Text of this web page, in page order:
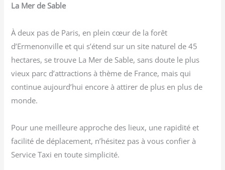
La Mer de Sable
À deux pas de Paris, en plein cœur de la forêt
d’Ermenonville et qui s’étend sur un site naturel de 45
hectares, se trouve La Mer de Sable, sans doute le plus
vieux parc d’attractions à thème de France, mais qui
continue aujourd’hui encore à attirer de plus en plus de
monde.
Pour une meilleure approche des lieux, une rapidité et
facilité de déplacement, n’hésitez pas à vous confier à
Service Taxi en toute simplicité.